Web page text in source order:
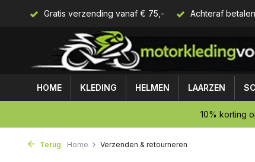
Gratis verzending vanaf € 75,- Achteraf
HOME KLEDING HELMEN LAARZEN
10% korting
Terug Home Verzenden & retourneren